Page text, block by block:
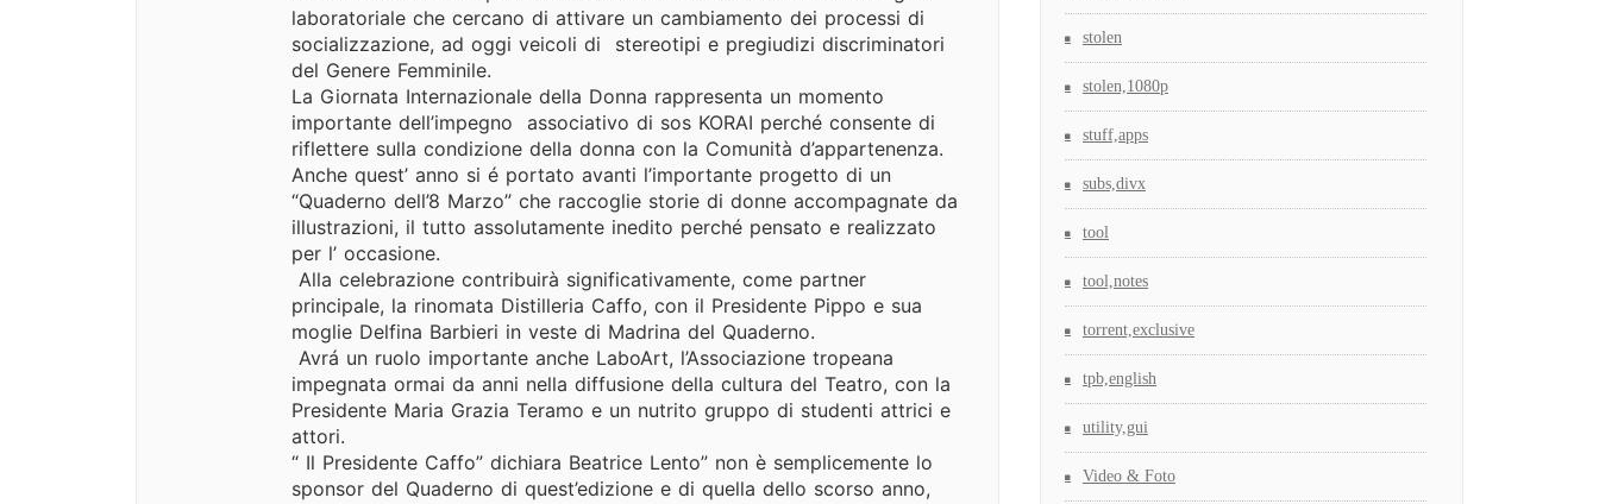
laboratoriale che cercano di attivare un cambiamento dei processi di
socializzazione, ad oggi veicoli di stereotipi e pregiudizi discriminatori
del Genere Femminile.
La Giornata Internazionale della Donna rappresenta un momento
importante dell’impegno associativo di sos KORAI perché consente di
riflettere sulla condizione della donna con la Comunità d’appartenenza.
Anche quest’ anno si é portato avanti l’importante progetto di un
“Quaderno dell’8 Marzo” che raccoglie storie di donne accompagnate da
illustrazioni, il tutto assolutamente inedito perché pensato e realizzato
per l’ occasione.
Alla celebrazione contribuirà significativamente, come partner
principale, la rinomata Distilleria Caffo, con il Presidente Pippo e sua
moglie Delfina Barbieri in veste di Madrina del Quaderno.
Avrá un ruolo importante anche LaboArt, l’Associazione tropeana
impegnata ormai da anni nella diffusione della cultura del Teatro, con la
Presidente Maria Grazia Teramo e un nutrito gruppo di studenti attrici e
attori.
“ Il Presidente Caffo” dichiara Beatrice Lento” non è semplicemente lo
sponsor del Quaderno di quest’edizione e di quella dello scorso anno,
stolen
stolen,1080p
stuff,apps
subs,divx
tool
tool,notes
torrent,exclusive
tpb,english
utility,gui
Video & Foto